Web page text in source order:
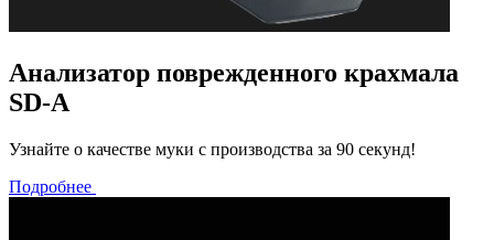
Анализатор поврежденного крахмала
SD-A
Узнайте о качестве муки с производства за 90 секунд!
Подробнее